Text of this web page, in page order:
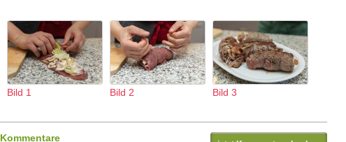
Bild 1 Bild 2 Bild 3
Kommentare